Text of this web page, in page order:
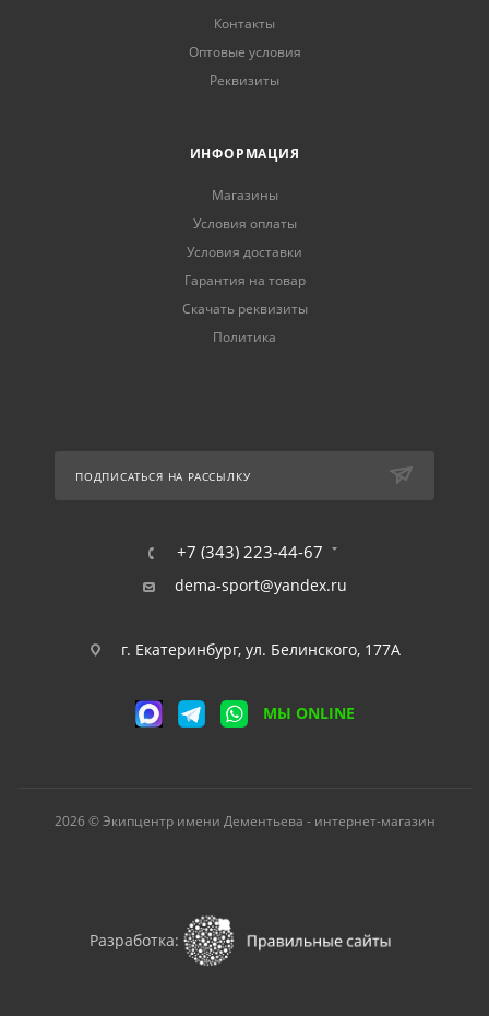
Контакты
Оптовые условия
Реквизиты
ИНФОРМАЦИЯ
Магазины
Условия оплаты
Условия доставки
Гарантия на товар
Скачать реквизиты
Политика
ПОДПИСАТЬСЯ НА РАССЫЛКУ
+7 (343) 223-44-67
dema-sport@yandex.ru
г. Екатеринбург, ул. Белинского, 177А
МЫ ONLINE
2026 © Экипцентр имени Дементьева - интернет-магазин
Разработка: